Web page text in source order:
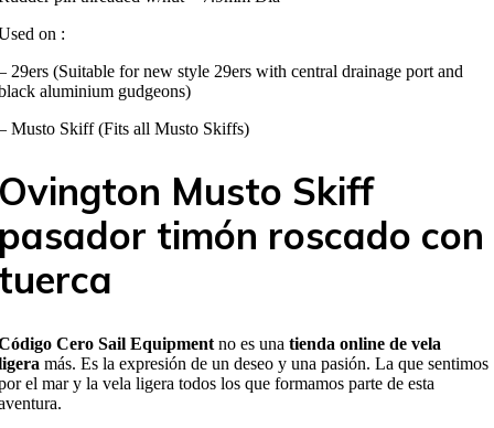
on :
29ers (Suitable for new style 29ers with central drainage port and
aluminium gudgeons)
Musto Skiff (Fits all Musto Skiffs)
Musto Skiff
timón roscado con
Cero Sail Equipment no es una tienda online de vela
más. Es la expresión de un deseo y una pasión. La que sentimos
el mar y la vela ligera todos los que formamos parte de esta